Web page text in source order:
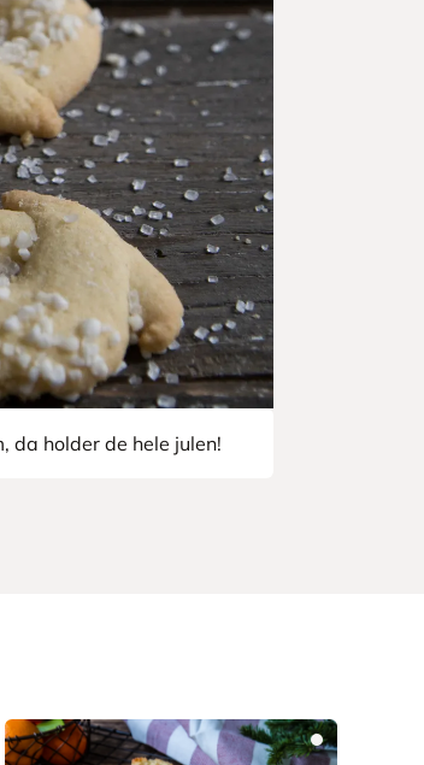
da holder de hele julen!